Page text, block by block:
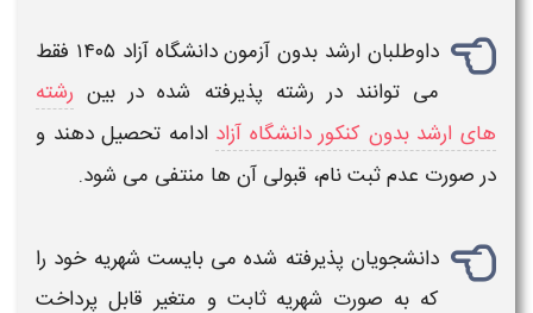
داوطلبانارشد بدون آزمون دانشگاه آزاد ۱۴۰۵ فقط
می توانند در رشته پذیرفته شده در بین رشته
های ارشد بدون کنکور دانشگاه آزاد ادامه تحصیل دهند و
در صورت عدم ثبت نام، قبولی آن ها منتفی می شود.
دانشجویان پذیرفته شده می بایست شهریه خود را
که به صورت شهریه ثابت و متغیر قابل پرداخت